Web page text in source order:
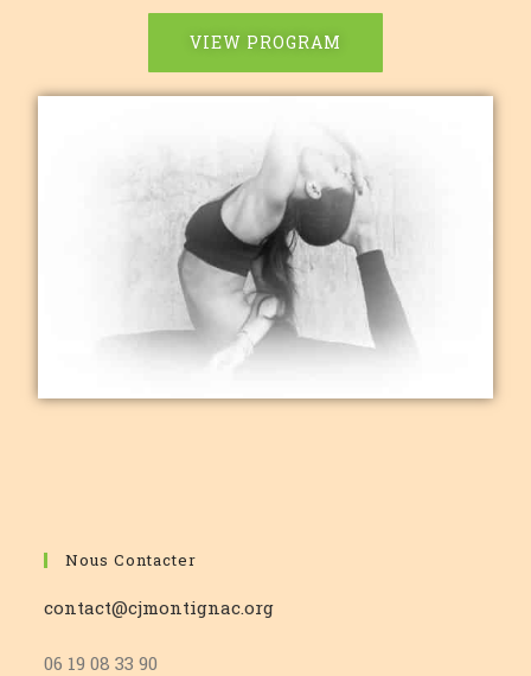
VIEW PROGRAM
Nous Contacter
contact@cjmontignac.org
06 19 08 33 90